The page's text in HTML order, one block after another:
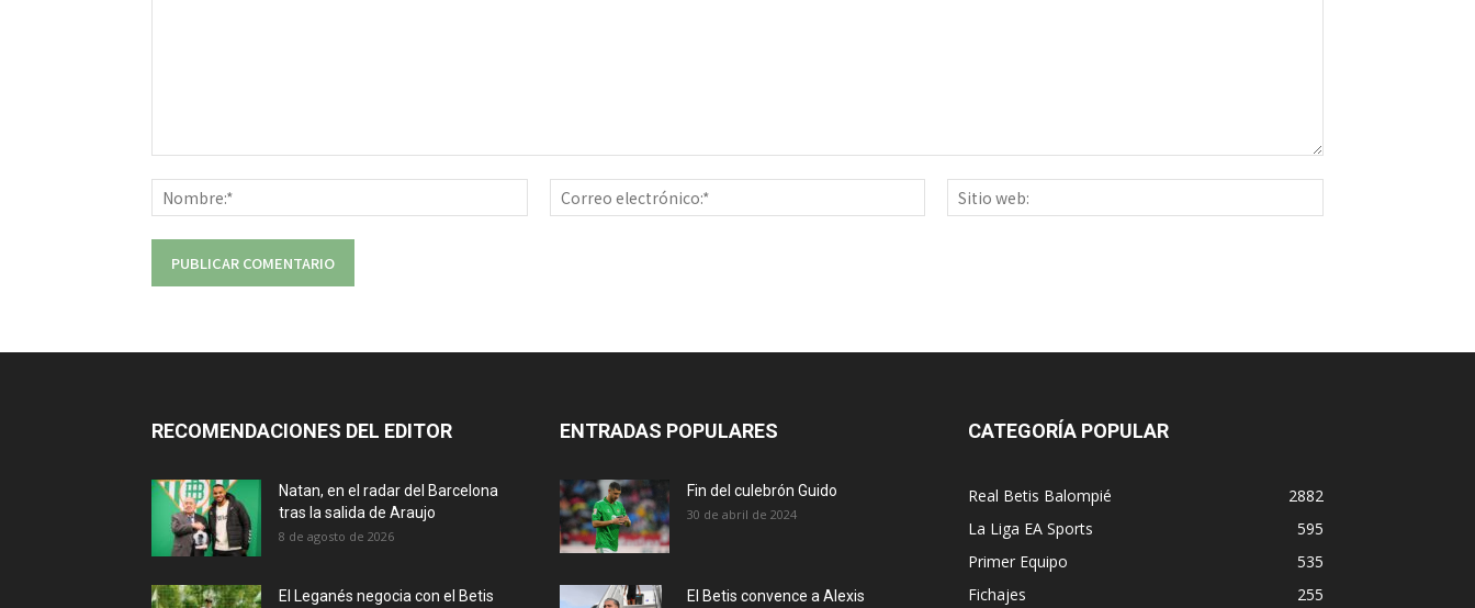
Nombre:*
Correo
electrónico:*
web:
RECOMENDACIONES DEL EDITOR
Natan, en el radar del Barcelona
tras la salida de Araujo
8 de agosto de 2026
El Leganés negocia con el Betis
ENTRADAS POPULARES
Fin del culebrón Guido
30 de abril de 2024
El Betis convence a Alexis
CATEGORÍA POPULAR
Real Betis Balompié
2882
La Liga EA Sports
595
Primer Equipo
535
Fichajes
255